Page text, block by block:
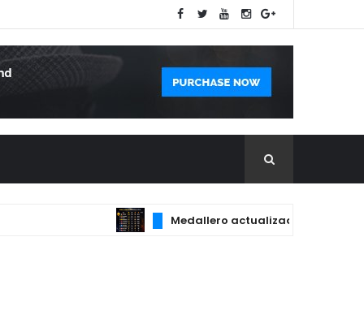
Medallero actualizado con las